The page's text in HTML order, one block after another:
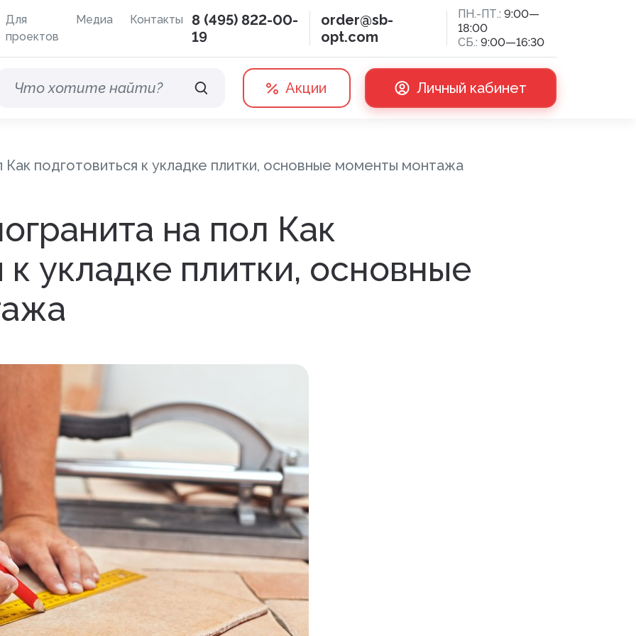
Для
проектов
Медиа Контакты
8 (495) 822-00-
19
order@sb-
opt.com
ПН.-ПТ.: 9:00—
18:00
СБ.: 9:00—16:30
Акции Личный кабинет
Дренажная система
Отливы
Напольные покрытия ХДФ
Плинтус напольный с фурнитурой
Подложка
Керамическая плитка
Клей монтажный
Сантехника
подготовиться к укладке плитки, основные моменты монтажа
на пол Как
к укладке плитки, основные